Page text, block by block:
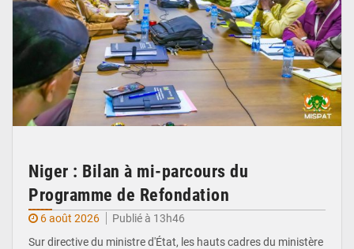
Niger : Bilan à mi-parcours du
Programme de Refondation
6 août 2026
Publié à 13h46
Sur directive du ministre d'État, les hauts cadres du ministère